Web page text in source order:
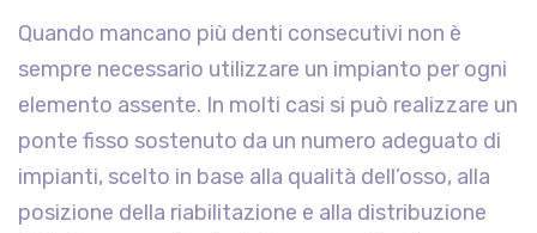
Quando mancano più denti consecutivi non è
sempre necessario utilizzare un impianto per ogni
elemento assente. In molti casi si può realizzare un
ponte fisso sostenuto da un numero adeguato di
impianti, scelto in base alla qualità dell’osso, alla
posizione della riabilitazione e alla distribuzione